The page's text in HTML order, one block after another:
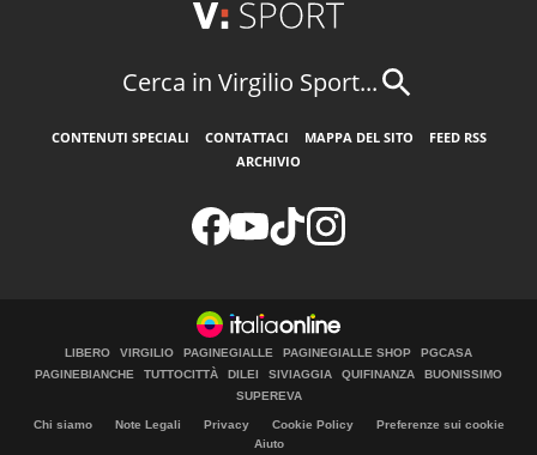
Cerca in Virgilio Sport...
CONTENUTI SPECIALI CONTATTACI MAPPA DEL SITO
FEED RSS
ARCHIVIO
LIBERO VIRGILIO PAGINEGIALLE PAGINEGIALLE SHOP
PGCASA
PAGINEBIANCHE
TUTTOCITTÀ DILEI SIVIAGGIA QUIFINANZA
BUONISSIMO
SUPEREVA
Chi siamo Note Legali Privacy Cookie Policy
Preferenze sui cookie
Aiuto